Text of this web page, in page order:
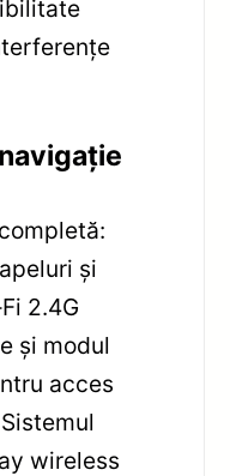
și
2.4G
și modul
acces
wireless